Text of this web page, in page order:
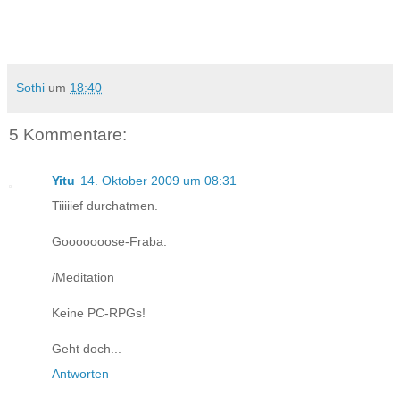
Sothi um 18:40
5 Kommentare:
Yitu 14. Oktober 2009 um 08:31
Tiiiiief durchatmen.
Gooooooose-Fraba.
/Meditation
Keine PC-RPGs!
Geht doch...
Antworten